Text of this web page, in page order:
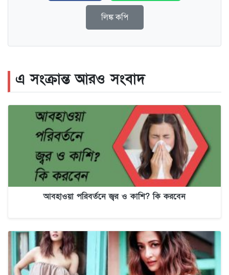
লিঙ্ক কপি
এ সংক্রান্ত আরও সংবাদ
আবহাওয়া পরিবর্তনে জ্বর ও কাশি? কি করবেন